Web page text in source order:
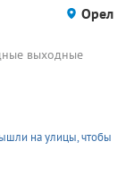
Орел
выходные
на улицы, чтобы